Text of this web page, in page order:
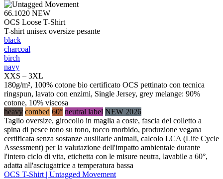
66.1020 NEW
OCS Loose T-Shirt
T-shirt unisex oversize pesante
black
charcoal
birch
navy
XXS – 3XL
180g/m², 100% cotone bio certificato OCS pettinato con tecnica
ringspun, lavato con enzimi, Single Jersey, grey melange: 90%
cotone, 10% viscosa
heavy combed 60° neutral label NEW 2026
Taglio oversize, girocollo in maglia a coste, fascia del colletto a
spina di pesce tono su tono, tocco morbido, produzione vegana
certificata senza sostanze ausiliarie animali, calcolo LCA (Life Cycle
Assessment) per la valutazione dell'impatto ambientale durante
l'intero ciclo di vita, etichetta con le misure neutra, lavabile a 60°,
adatta all'asciugatrice a temperatura bassa
OCS T-Shirt | Untagged Movement